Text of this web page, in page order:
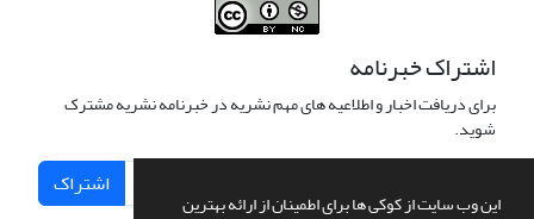
این وب سایت از کوکی ها برای اطمینان از ارائه بهترین
اشتراک خبرنامه
برای دریافت اخبار و اطلاعیه های مهم نشریه در خبرنامه نشریه مشترک
شوید.
اشتراک